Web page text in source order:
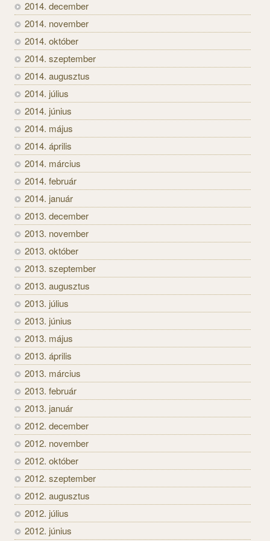
2014. december
2014. november
2014. október
2014. szeptember
2014. augusztus
2014. július
2014. június
2014. május
2014. április
2014. március
2014. február
2014. január
2013. december
2013. november
2013. október
2013. szeptember
2013. augusztus
2013. július
2013. június
2013. május
2013. április
2013. március
2013. február
2013. január
2012. december
2012. november
2012. október
2012. szeptember
2012. augusztus
2012. július
2012. június